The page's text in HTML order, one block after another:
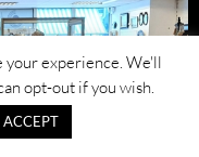
your experience. We'll
opt-out if you wish.
ACCEPT